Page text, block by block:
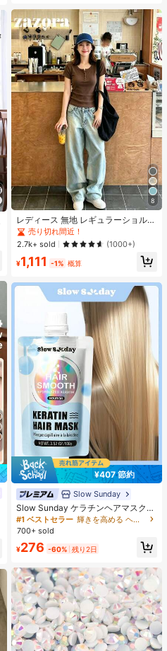
8
レディース 無地 レギュラーショルダ
ー 半袖Tシャツ ラウンドネック スリ
ムフィット 美シルエット 伸縮性 軽
量 通気性 快適 夏用 万能 オールマッ
チ トップス
売り切れ間近！
2.7k+ sold
(1000+)
¥1,111 -1% 概算
¥407 節約
Slow Sunday
Slow Sunday ケラチンヘアマスク、
ケラチン、タンパク質豊富な成分、
強力な保湿、髪の補修と強化、すべ
ーチ、旅行の必需品、夏のヘアケア
#1 ベストセラー
輝きを高める ヘアトリートメント
700+ sold
¥276 -60% 残り2日